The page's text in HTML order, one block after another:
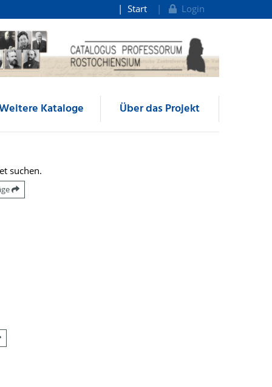
Start Login
Kataloge Über das Projekt
suchen.